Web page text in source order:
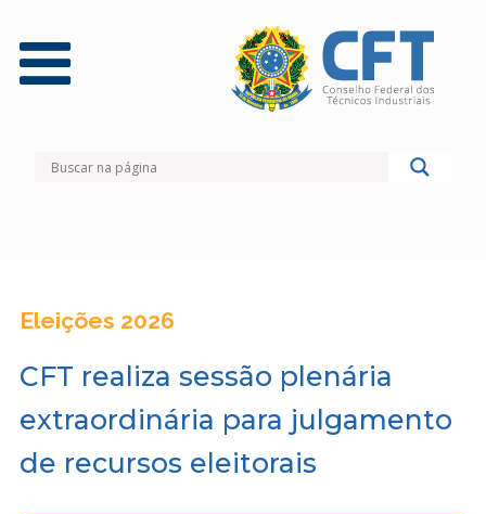
Eleições 2026
CFT realiza sessão plenária
extraordinária para julgamento
de recursos eleitorais